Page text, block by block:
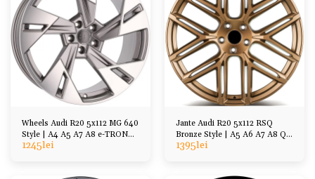
Wheels Audi R20 5x112 MG 640
Style | A4 A5 A7 A8 e-TRON
Sportback, etc
1245lei
Jante Audi R20 5x112 RSQ
Bronze Style | A5 A6 A7 A8 Q7
Q5 Q3, VW Cupra
1395lei